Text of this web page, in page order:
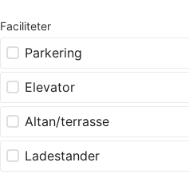
Faciliteter
Parkering
Elevator
Altan/terrasse
Ladestander